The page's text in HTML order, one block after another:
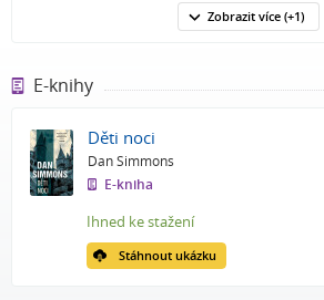
Zobrazit více (+1)
E-knihy
Děti noci
Dan Simmons
E-kniha
Stáhnout ukázku
Ihned ke stažení